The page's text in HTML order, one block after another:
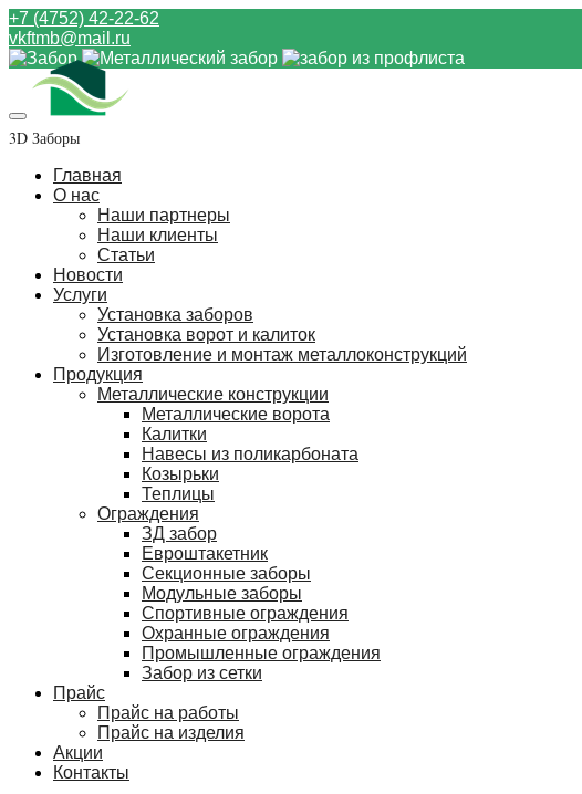
+7 (4752) 42-22-62
vkftmb@mail.ru
3D Заборы
Главная
О нас
Наши партнеры
Наши клиенты
Статьи
Новости
Услуги
Установка заборов
Установка ворот и калиток
Изготовление и монтаж металлоконструкций
Продукция
Металлические конструкции
Металлические ворота
Калитки
Навесы из поликарбоната
Козырьки
Теплицы
Ограждения
ЗД забор
Евроштакетник
Секционные заборы
Модульные заборы
Спортивные ограждения
Охранные ограждения
Промышленные ограждения
Забор из сетки
Прайс
Прайс на работы
Прайс на изделия
Акции
Контакты